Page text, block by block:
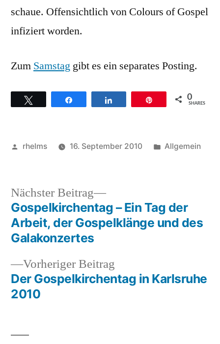
schaue. Offensichtlich von Colours of Gospel
infiziert worden.
Zum Samstag gibt es ein separates Posting.
0
SHARES
Veröffentlicht
rhelms 16. September 2010
Veröffentlicht
Allgemein
Beitragsnavigation
Vorheriger Beitrag
Beitrag:
Der Gospelkirchentag in Karlsruhe
2010
Nächster Beitrag
Nächster
Beitrag:
Gospelkirchentag – Ein Tag der
Arbeit, der Gospelklänge und des
Galakonzertes